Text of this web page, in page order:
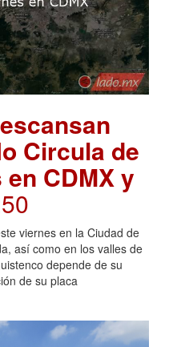
Circula de
CDMX y
viernes en la Ciudad de
así como en los valles de
depende de su
de su placa